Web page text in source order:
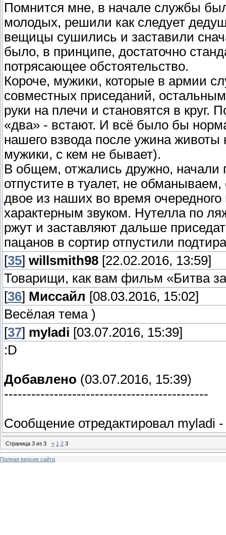
Помнится мне, в начале службы
молодых, решили как следует
вещицы сушились и заставили
было, в принципе, достаточно
потрясающее обстоятельство.
Короче, мужики, которые в армии
совместных приседаний,
руки на плечи и становятся в круг.
«два» - встают. И всё было бы
нашего взвода после ужина животы
мужики, с кем не бывает).
В общем, отжались дружно, начали
отпустите в туалет, не
двое из наших во время
характерным звуком. Нутелла по
ржут и заставляют дальше
пацанов в сортир отпустили
[35] willsmith98 [22.02.2016, 13:59]
Товарищи, как вам фильм «Битва
[36] Миссайл [08.03.2016, 15:02]
Весёлая тема )
[37] myladi [03.07.2016, 15:39]
:D
Добавлено (03.07.2016, 15:39)
---------------------------------------------
Сообщение отредактировал myladi
Страница 3 из 3 « 1 2 3
Полная версия сайта